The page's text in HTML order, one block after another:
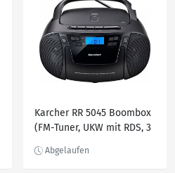
Karcher RR 5045 Boombox
(FM-Tuner, UKW mit RDS, 3